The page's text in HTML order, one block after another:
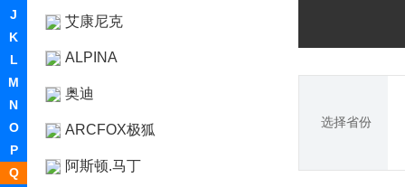
J
K
L
M
N
O
P
Q
艾康尼克
ALPINA
奥迪
ARCFOX极狐
阿斯顿.马丁
选择省份